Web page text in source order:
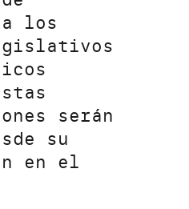
a los
serán
su
en el